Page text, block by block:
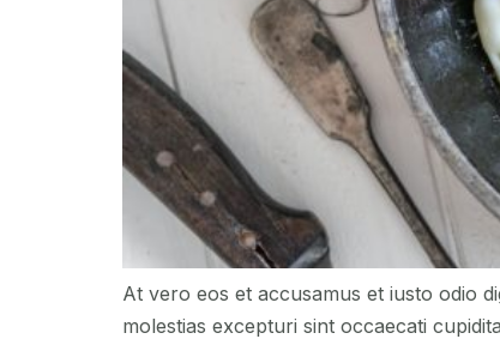
At vero eos et accusamus et iusto odio
molestias excepturi sint occaecati